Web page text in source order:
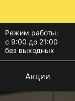
Режим работы:
с 9:00 до 21:00
без выходных
Акции